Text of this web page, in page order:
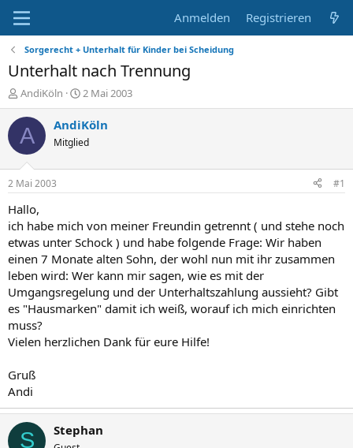
Anmelden Registrieren
Sorgerecht + Unterhalt für Kinder bei Scheidung
Unterhalt nach Trennung
E
r
s
t
l
e
r
AndiKöln
E
r
s
e
t
2 Mai 2003
A AndiKöln
Mitglied
2 Mai 2003 #1
Hallo,
ich habe mich von meiner Freundin getrennt ( und stehe noch
etwas unter Schock ) und habe folgende Frage: Wir haben
einen 7 Monate alten Sohn, der wohl nun mit ihr zusammen
leben wird: Wer kann mir sagen, wie es mit der
Umgangsregelung und der Unterhaltszahlung aussieht? Gibt
es "Hausmarken" damit ich weiß, worauf ich mich einrichten
muss?
Vielen herzlichen Dank für eure Hilfe!
Gruß
Andi
S Stephan